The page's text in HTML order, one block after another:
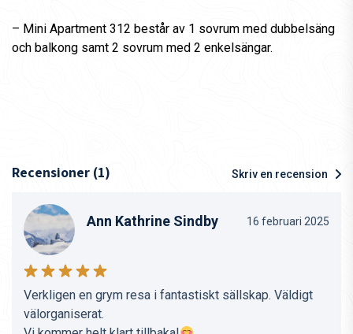
– Mini Apartment 312 består av 1 sovrum med dubbelsäng
och balkong samt 2 sovrum med 2 enkelsängar.
Recensioner (1) Skriv en recension
Ann Kathrine Sindby 16 februari 2025
Verkligen en grym resa i fantastiskt sällskap. Väldigt
välorganiserat.